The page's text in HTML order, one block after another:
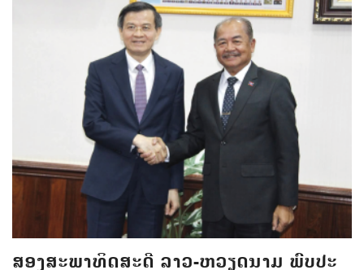
ສອງສະພາທິດສະດີ ລາວ-ຫວຽດນາມ ພົບປະ